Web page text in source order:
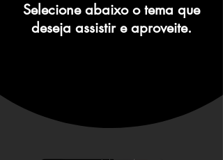
Selecione abaixo o tema que
deseja assistir e aproveite.